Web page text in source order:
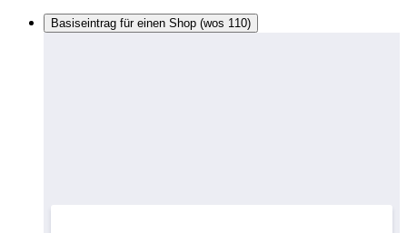
Basiseintrag für einen Shop (wos 110)